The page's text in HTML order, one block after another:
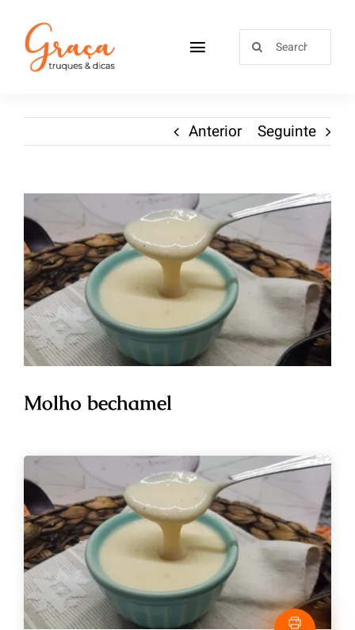
Receitas
Sobre
Loja
Blog
Contactos
Anterior Seguinte
Molho bechamel